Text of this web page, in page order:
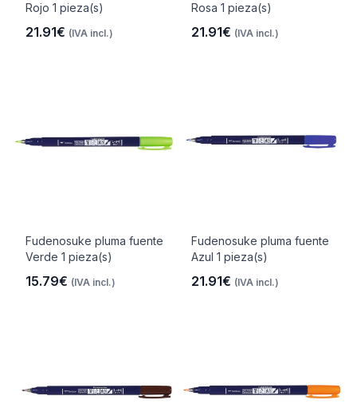
Rojo 1 pieza(s)
21.91€ (IVA incl.)
Rosa 1 pieza(s)
21.91€ (IVA incl.)
Fudenosuke pluma fuente
Verde 1 pieza(s)
15.79€ (IVA incl.)
Fudenosuke pluma fuente
Azul 1 pieza(s)
21.91€ (IVA incl.)